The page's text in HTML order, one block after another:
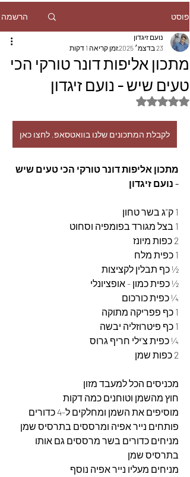
פוסט הרשמה
מתכון אליפות דונר טורקי הכי
טעים שיש - נועם זיגדון
נועם זיגדון
23 בדצמ׳ 2025
זמן קריאה 1 דקות
דירוג של NaN מתוך 5 כוכבים
לקבלת המתכונים שלנו בוואטסאפ, לחצו כאן
מתכון אליפות דונר טורקי הכי טעים שיש
- נועם זיגדון
1 ק"ג בשר טחון
1 בצל מגורד בפומפיה וסחוט
2 כפות מיונז
1 כפית מלח
½ כף תבלין לקציצות
½ כפית כמון - אופציונלי
¼ כפית כורכום
1 כף פפריקה מתוקה
1 כף פיטרוזליה יבשה
¼ כפית צ'ילי חריף גרוס
2 כפות שמן
מכניסים הכל למעבד מזון
חוץ מהשמן וטוחנים כמה דקות
מוסיפים את השמן ומחלקים ל-4 כדורים
פותחים נייר אפיה ומרססים בתרסיס שמן
מניחים כדורים בשר מרססים גם אותו
בתרסיס שמן
מניחים מעליו נייר אפיה נוסף